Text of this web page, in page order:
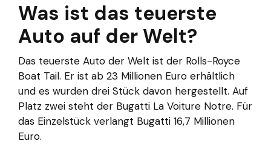
Was ist das teuerste
Auto auf der Welt?
Das teuerste Auto der Welt ist der Rolls-Royce
Boat Tail. Er ist ab 23 Millionen Euro erhältlich
und es wurden drei Stück davon hergestellt. Auf
Platz zwei steht der Bugatti La Voiture Notre. Für
das Einzelstück verlangt Bugatti 16,7 Millionen
Euro.